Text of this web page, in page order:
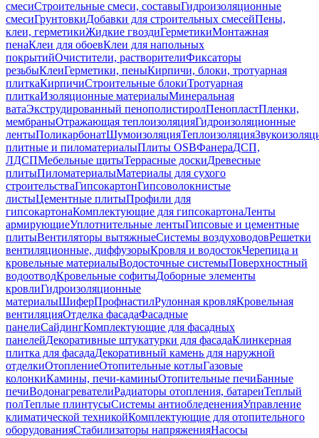
смесиСтроительные смеси, составыГидроизоляционные
смесиГрунтовкиДобавки для строительных смесейПены,
клеи, герметикиЖидкие гвоздиГерметикиМонтажная
пенаКлеи для обоевКлеи для напольных
покрытийОчистители, растворителиФиксаторы
резьбыКлеиГерметики, пеныКирпичи, блоки, тротуарная
плиткаКирпичиСтроительные блокиТротуарная
плиткаИзоляционные материалыМинеральная
ватаЭкструдированный пенополистиролПенопластПленки,
мембраныОтражающая теплоизоляцияГидроизоляционные
лентыПоликарбонатШумоизоляцияТеплоизоляция
плитные и пиломатериалыПлиты OSBФанераДСП,
ЛДСПМебельные щитыТеррасные доскиДревесные
плитыПиломатериалыМатериалы для сухого
строительстваГипсокартонГипсоволокнистые
листыЦементные плитыПрофили для
гипсокартонаКомплектующие для гипсокартонаЛенты
армирующиеУплотнительные лентыГипсовые и цементные
плитыВентиляторы вытяжныеСистемы воздуховодовРешетки
вентиляционные, диффузорыКровля и водостокЧерепица и
кровельные материалыВодосточные системыПоверхностный
водоотводКровельные софитыДоборные элементы
кровлиГидроизоляционные
материалыШиферПрофнастилРулонная кровляКровельная
вентиляцияОтделка фасадаФасадные
панелиСайдингКомплектующие для фасадных
панелейДекоративные штукатурки для фасадаКлинкерная
плитка для фасадаДекоративный камень для наружной
отделкиОтоплениеОтопительные котлыГазовые
колонкиКамины, печи-каминыОтопительные печиБанные
печиВодонагревателиРадиаторы отопления, батареиТеплый
полТеплые плинтусыСистемы антиобледененияУправление
климатической техникойКомплектующие для отопительного
оборудованияСтабилизаторы напряженияНасосы